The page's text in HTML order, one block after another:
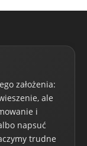
założenia:
ale
i
napsuć
trudne